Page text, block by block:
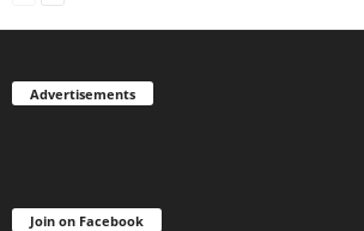
Advertisements
Join on Facebook